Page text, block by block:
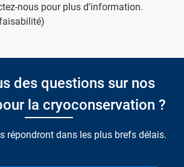
nous pour plus d’information.
des questions sur nos
la cryoconservation ?
répondront dans les plus brefs délais.